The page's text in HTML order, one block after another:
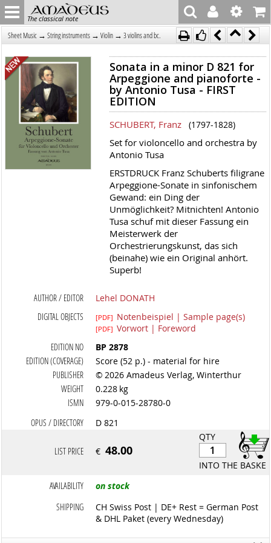
The classical note
Sheet Music → String instruments → Violin → 3 violins and bc.
Sonata in a minor D 821 for
Arpeggione and pianoforte -
by Antonio Tusa - FIRST
EDITION
SCHUBERT, Franz (1797-1828)
Set for violoncello and orchestra by
Antonio Tusa
ERSTDRUCK Franz Schuberts filigrane
Arpeggione-Sonate in sinfonischem
Gewand: ein Ding der
Unmöglichkeit? Mitnichten! Antonio
Tusa schuf mit dieser Fassung ein
Meisterwerk der
Orchestrierungskunst, das sich
(beinahe) wie ein Original anhört.
Superb!
AUTHOR / EDITOR
Lehel DONATH
DIGITAL OBJECTS
[PDF] Notenbeispiel | Sample page(s)
[PDF] Vorwort | Foreword
EDITION NO
BP 2878
EDITION (COVERAGE)
Score (52 p.) - material for hire
PUBLISHER
© 2026 Amadeus Verlag, Winterthur
WEIGHT
0.228 kg
ISMN
979-0-015-28780-0
OPUS / DIRECTORY
D 821
QTY
INTO THE BASKET
LIST PRICE €48.00
AVAILABILITY
on stock
SHIPPING
CH Swiss Post | DE+ Rest = German Post
& DHL Paket (every Wednesday)